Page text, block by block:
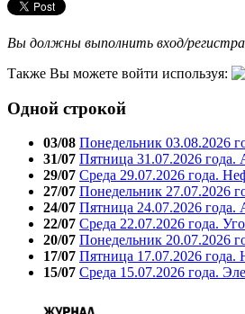
Вы должны выполнить вход/
Также Вы можете войти используя:
Одной строкой
03/08 Понедельник 03.08.2026
31/07 Пятница 31.07.2026 года.
29/07 Среда 29.07.2026 года.
27/07 Понедельник 27.07.2026
24/07 Пятница 24.07.2026 года.
22/07 Среда 22.07.2026 года.
20/07 Понедельник 20.07.2026
17/07 Пятница 17.07.2026 года.
15/07 Среда 15.07.2026 года.